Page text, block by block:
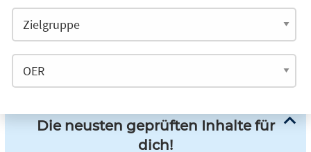
Die neusten geprüften Inhalte für
dich!